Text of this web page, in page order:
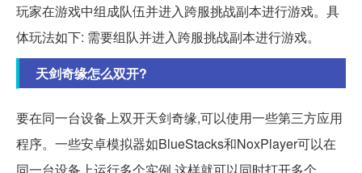
玩家在游戏中组成队伍并进入跨服挑战副本进行游戏。具
体玩法如下: 需要组队并进入跨服挑战副本进行游戏。
天剑奇缘怎么双开?
要在同一台设备上双开天剑奇缘,可以使用一些第三方应用
程序。一些安卓模拟器如BlueStacks和NoxPlayer可以在
同一台设备上运行多个实例,这样就可以同时打开多个。